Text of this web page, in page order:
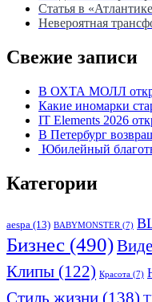
Статья в
Невероятная
Свежие записи
В ОХТА МОЛЛ
Какие иномарки
IT Elements 2026
В Петербург
Юбилейный
Категории
aespa (13) BABYMONSTER (7)
Бизнес (490)
Клипы (122) Красота (7)
Стиль жизни (138)